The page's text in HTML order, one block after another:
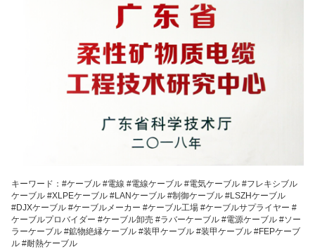
キーワード：#ケーブル #電線 #電線ケーブル #電気ケーブル #フレキシブル
ケーブル #XLPEケーブル #LANケーブル #制御ケーブル #LSZHケーブル
#DJXケーブル #ケーブルメーカー #ケーブル工場 #ケーブルサプライヤー #
ケーブルプロバイダー #ケーブル卸売 #ラバーケーブル #電源ケーブル #ソー
ラーケーブル #鉱物絶縁ケーブル #装甲ケーブル #装甲ケーブル #FEPケーブ
ル #耐熱ケーブル